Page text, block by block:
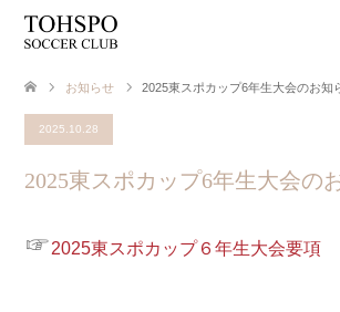
お知らせ 2025東スポカップ6年生大会のお知
2025.10.28
2025東スポカップ6年生大会の
☞2025東スポカップ６年生大会要項